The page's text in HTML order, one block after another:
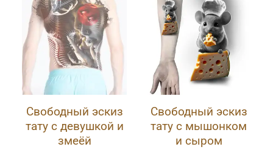
Свободный эскиз
тату с девушкой и
змеёй
Свободный эскиз
тату с мышонком
и сыром